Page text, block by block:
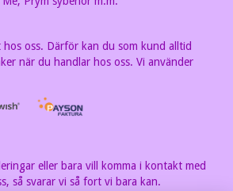
oss. Därför kan du som kund alltid
när du handlar hos oss. Vi använder
eller bara vill komma i kontakt med
så svarar vi så fort vi bara kan.